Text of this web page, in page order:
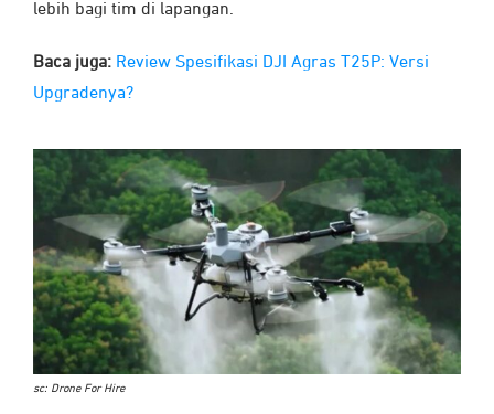
lebih bagi tim di lapangan.
Baca juga: Review Spesifikasi DJI Agras T25P: Versi
Upgradenya?
sc: Drone For Hire